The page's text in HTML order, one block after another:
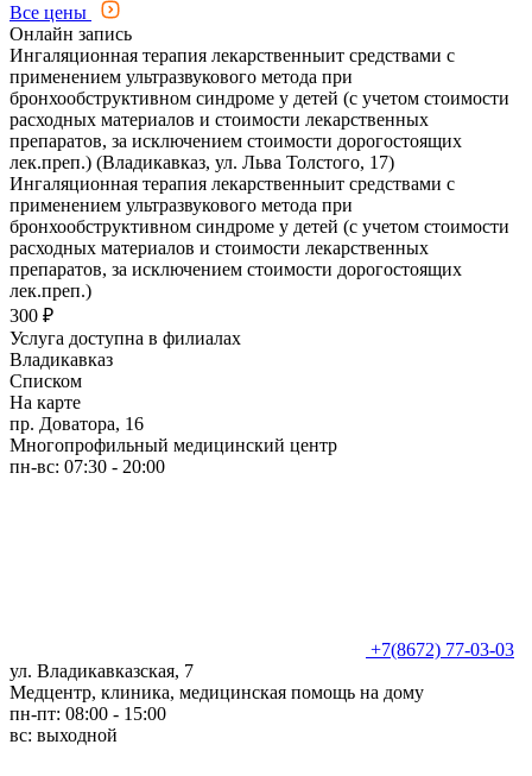
Все цены
Онлайн запись
Ингаляционная терапия лекарственныит средствами с
применением ультразвукового метода при
бронхообструктивном синдроме у детей (с учетом стоимости
расходных материалов и стоимости лекарственных
препаратов, за исключением стоимости дорогостоящих
лек.преп.) (Владикавказ, ул. Льва Толстого, 17)
Ингаляционная терапия лекарственныит средствами с
применением ультразвукового метода при
бронхообструктивном синдроме у детей (с учетом стоимости
расходных материалов и стоимости лекарственных
препаратов, за исключением стоимости дорогостоящих
лек.преп.)
300 ₽
Услуга доступна в филиалах
Владикавказ
Списком
На карте
пр. Доватора, 16
Многопрофильный медицинский центр
пн-вс: 07:30 - 20:00
+7(8672) 77-03-03
ул. Владикавказская, 7
Медцентр, клиника, медицинская помощь на дому
пн-пт: 08:00 - 15:00
вс: выходной